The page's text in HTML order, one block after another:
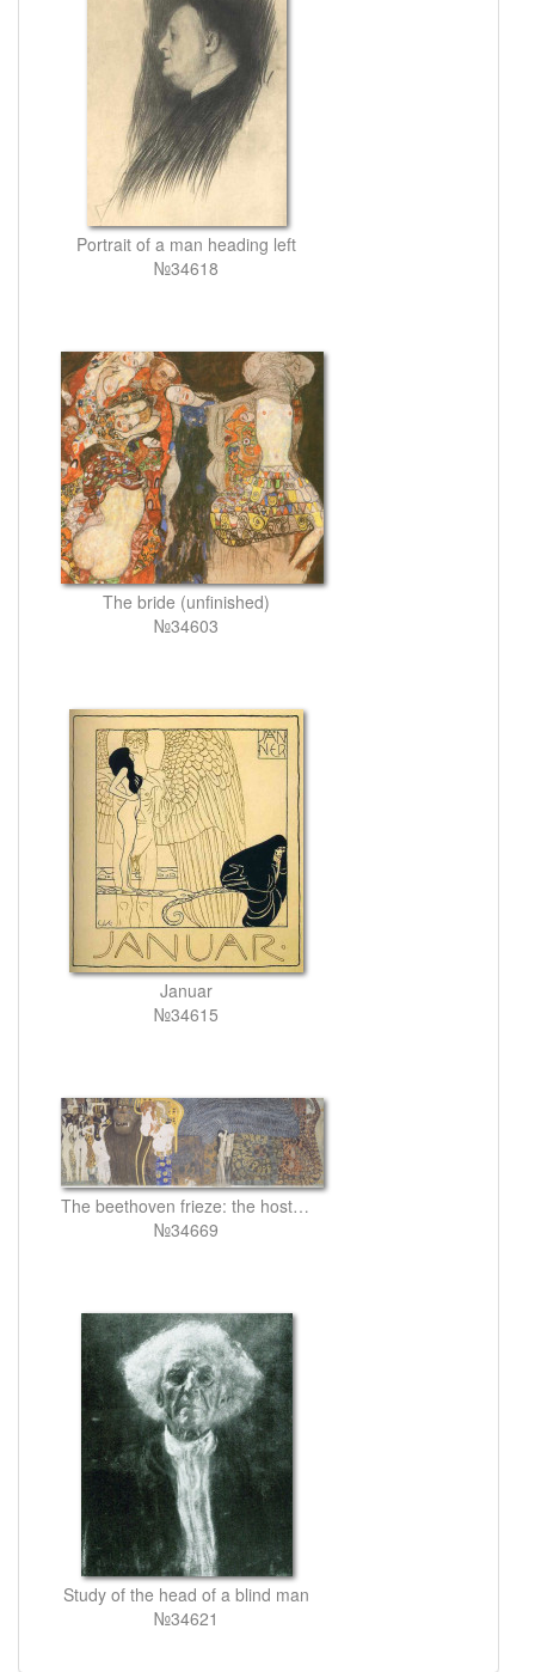
Portrait of a man heading left
№34618
The bride (unfinished)
№34603
Januar
№34615
The beethoven frieze: the hostile powers. far wall
№34669
Study of the head of a blind man
№34621